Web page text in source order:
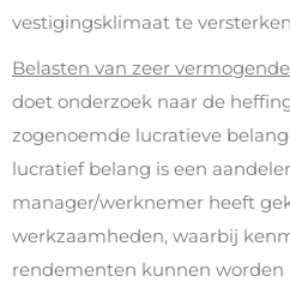
vestigingsklimaat te
Belasten van zeer
doet onderzoek naar de
zogenoemde lucratieve
lucratief belang is een
manager/werknemer heeft
werkzaamheden, waarbij
rendementen kunnen worden